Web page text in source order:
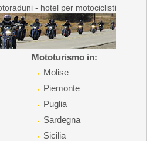
- hotel per motociclisti
Mototurismo in:
Molise
Piemonte
Puglia
Sardegna
Sicilia